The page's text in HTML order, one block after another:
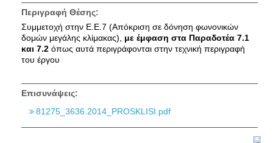
Περιγραφή Θέσης:
Συμμετοχή στην Ε.Ε.7 (Απόκριση σε δόνηση φωνονικών
δομών μεγάλης κλίμακας), με έμφαση στα Παραδοτέα 7.1
και 7.2 όπως αυτά περιγράφονται στην τεχνική περιγραφή
του έργου
Επισυνάψεις:
81275_3636.2014_PROSKLISI.pdf